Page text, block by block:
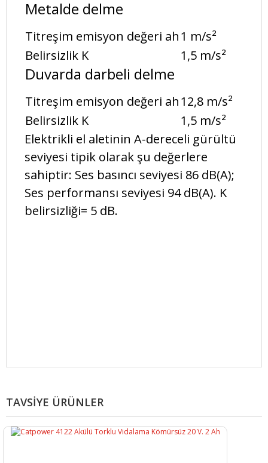
Metalde delme
Titreşim emisyon değeri ah1 m/s²
Belirsizlik K
1,5 m/s²
Duvarda darbeli delme
Titreşim emisyon değeri ah12,8 m/s²
Belirsizlik K
1,5 m/s²
Elektrikli el aletinin A-dereceli gürültü
seviyesi tipik olarak şu değerlere
sahiptir: Ses basıncı seviyesi 86 dB(A);
Ses performansı seviyesi 94 dB(A). K
belirsizliği= 5 dB.
Yorum Yaz
TAVSİYE ÜRÜNLER